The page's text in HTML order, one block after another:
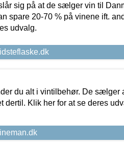
sig på at de sælger vin til
spare 20-70 % på vinene ift.
udvalg.
du alt i vintilbehør. De sælger
dertil. Klik her for at se deres